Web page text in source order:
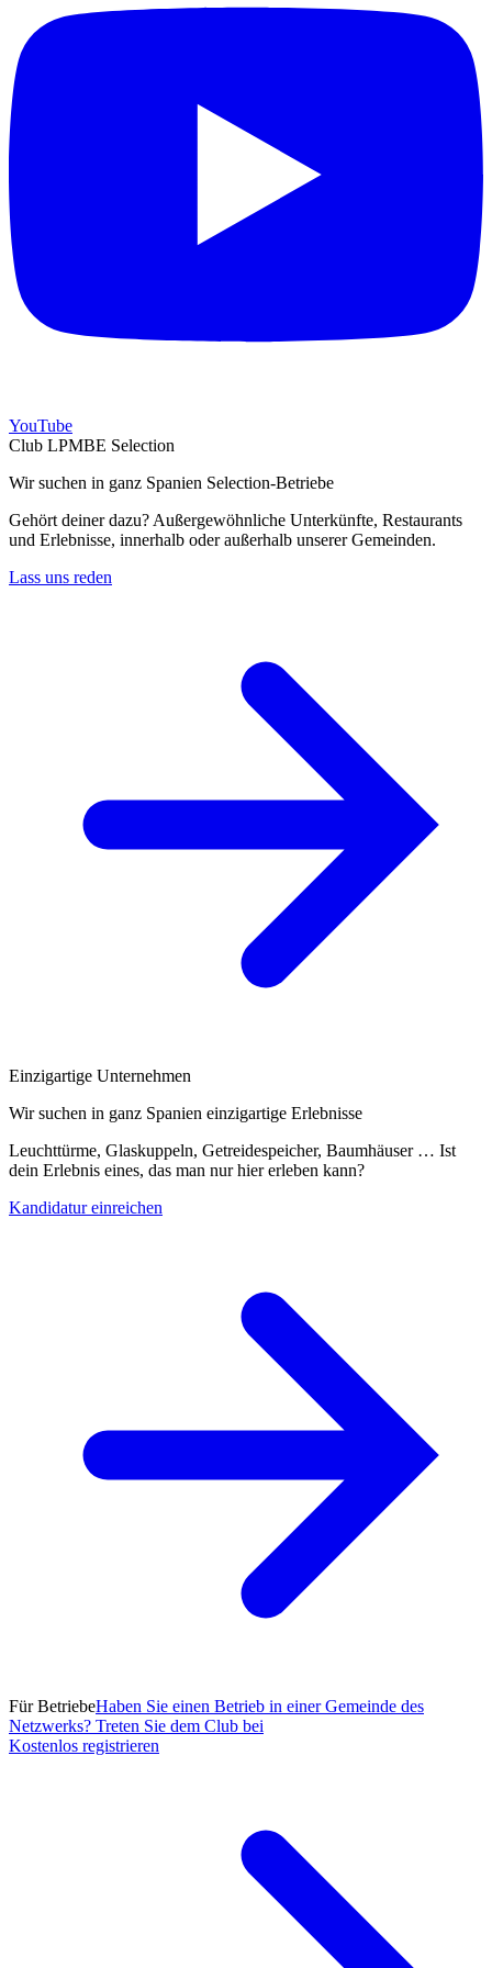
YouTube
Club LPMBE Selection
Wir suchen in ganz Spanien Selection-Betriebe
Gehört deiner dazu? Außergewöhnliche Unterkünfte, Restaurants
und Erlebnisse, innerhalb oder außerhalb unserer Gemeinden.
Lass uns reden
Einzigartige Unternehmen
Wir suchen in ganz Spanien einzigartige Erlebnisse
Leuchttürme, Glaskuppeln, Getreidespeicher, Baumhäuser … Ist
dein Erlebnis eines, das man nur hier erleben kann?
Kandidatur einreichen
Für BetriebeHaben Sie einen Betrieb in einer Gemeinde des
Netzwerks? Treten Sie dem Club bei
Kostenlos registrieren